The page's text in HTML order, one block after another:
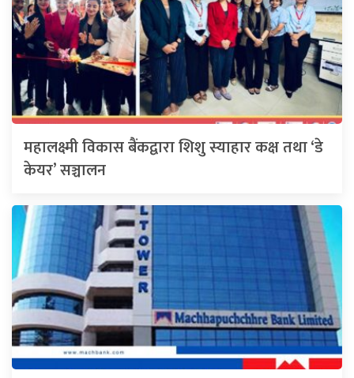
महालक्ष्मी विकास बैंकद्वारा शिशु स्याहार कक्ष तथा ‘डे
केयर’ सञ्चालन